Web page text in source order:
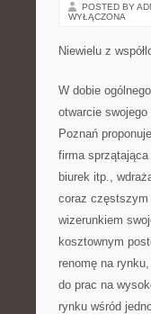
POSTED BY
WYŁĄCZONA
Niewielu z
W dobie
otwarcie
Poznań
firma
biurek itp.,
coraz częstszym
wizerunkiem
kosztownym
renomę na
do prac na
rynku wśród